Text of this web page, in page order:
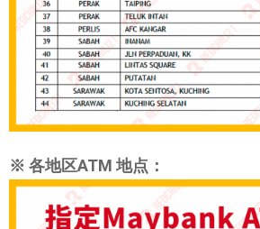
※ 各地区ATM 地点：